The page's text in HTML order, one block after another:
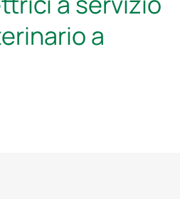
a